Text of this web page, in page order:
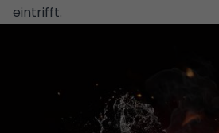
eintrifft.